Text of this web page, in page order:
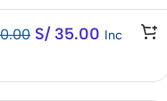
S/35.00 Inc